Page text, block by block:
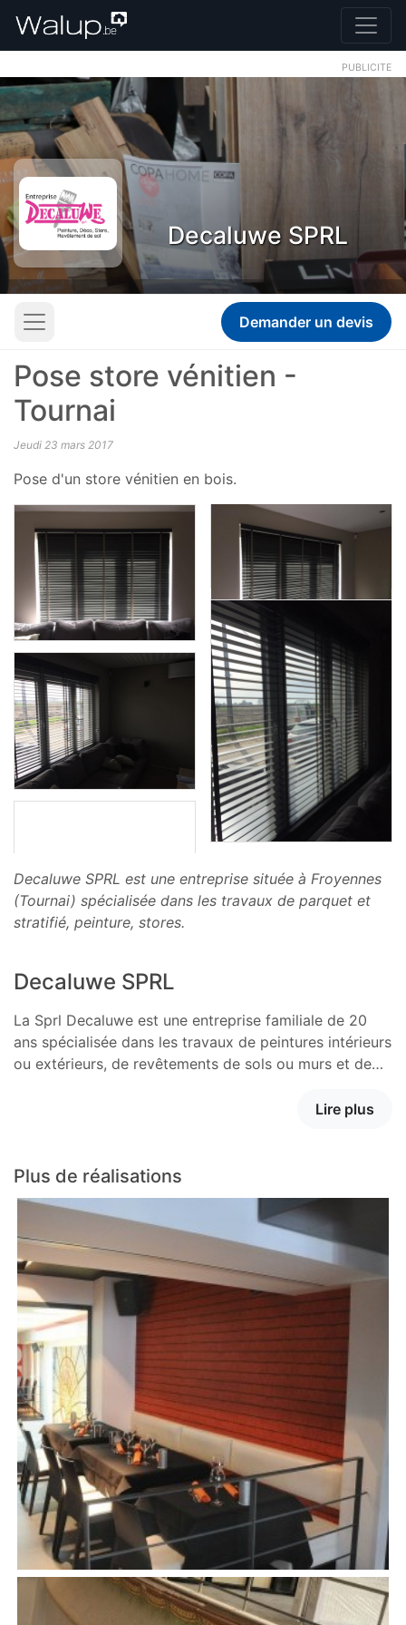
PUBLICITE
Decaluwe SPRL
Demander un devis
Pose store vénitien -
Tournai
Jeudi 23 mars 2017
Pose d'un store vénitien en bois.
Decaluwe SPRL est une entreprise située à Froyennes
(Tournai) spécialisée dans les travaux de parquet et
stratifié, peinture, stores.
Decaluwe SPRL
La Sprl Decaluwe est une entreprise familiale de 20
ans spécialisée dans les travaux de peintures intérieurs
ou extérieurs, de revêtements de sols ou murs et de…
Lire plus
Plus de réalisations